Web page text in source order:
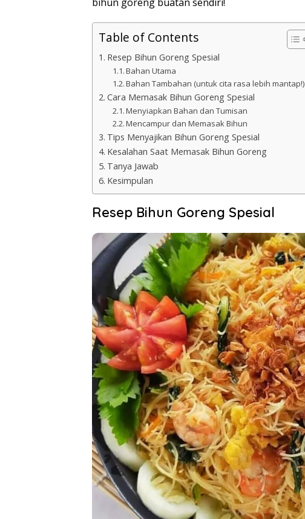
Table of Contents
Resep Bihun Goreng Spesial
Bahan Utama
Bahan Tambahan (untuk cita rasa lebih mantap!)
Cara Memasak Bihun Goreng Spesial
Menyiapkan Bahan dan Tumisan
Mencampur dan Memasak Bihun
Tips Menyajikan Bihun Goreng Spesial
Kesalahan Saat Memasak Bihun Goreng
Tanya Jawab
Kesimpulan
Resep Bihun Goreng Spesial